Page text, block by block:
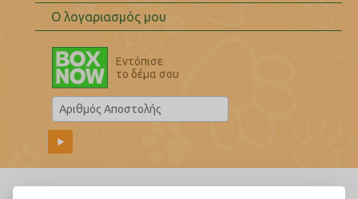
Ο λογαριασμός μου
Εντόπισε
το δέμα σου